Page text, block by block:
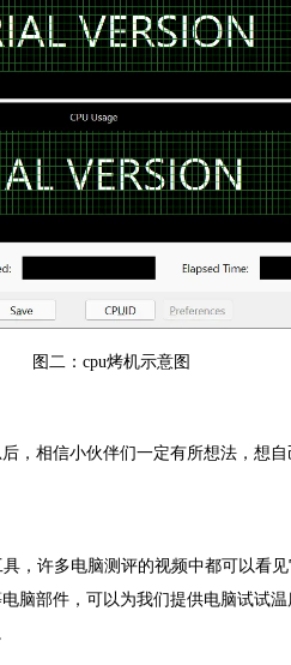
图二：cpu烤机示意图
，相信小伙伴们一定有所想法，想
，许多电脑测评的视频中都可以看
脑部件，可以为我们提供电脑试试